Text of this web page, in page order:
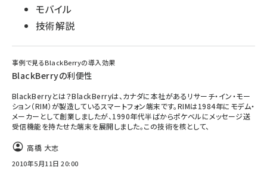
モバイル
技術解説
事例で見るBlackBerryの導入効果
BlackBerryの利便性
BlackBerryとは？BlackBerryは、カナダに本社があるリサーチ・イン・モー
ション（RIM）が製造しているスマートフォン端末です。RIMは1984年にモデム・
メーカーとして創業しましたが、1990年代半ばからポケベルにメッセージ送
受信機能を持たせた端末を展開しました。この技術を核として、
高橋 大志
2010年5月11日 20:00